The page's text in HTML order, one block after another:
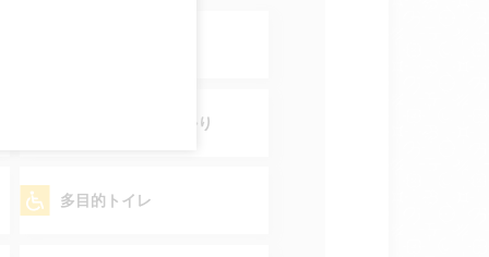
宅配便・手荷物預かり
多目的トイレ